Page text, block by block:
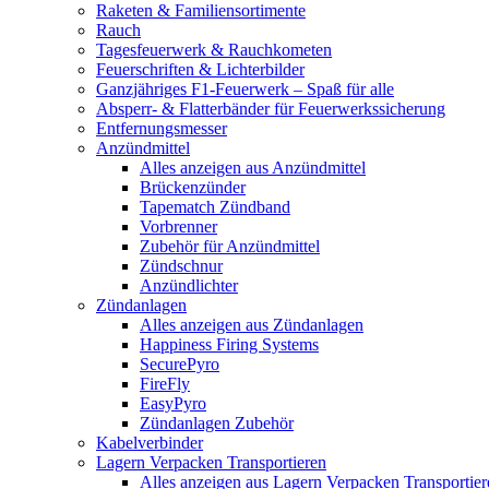
Raketen & Familiensortimente
Rauch
Tagesfeuerwerk & Rauchkometen
Feuerschriften & Lichterbilder
Ganzjähriges F1-Feuerwerk – Spaß für alle
Absperr- & Flatterbänder für Feuerwerkssicherung
Entfernungsmesser
Anzündmittel
Alles anzeigen aus Anzündmittel
Brückenzünder
Tapematch Zündband
Vorbrenner
Zubehör für Anzündmittel
Zündschnur
Anzündlichter
Zündanlagen
Alles anzeigen aus Zündanlagen
Happiness Firing Systems
SecurePyro
FireFly
EasyPyro
Zündanlagen Zubehör
Kabelverbinder
Lagern Verpacken Transportieren
Alles anzeigen aus Lagern Verpacken